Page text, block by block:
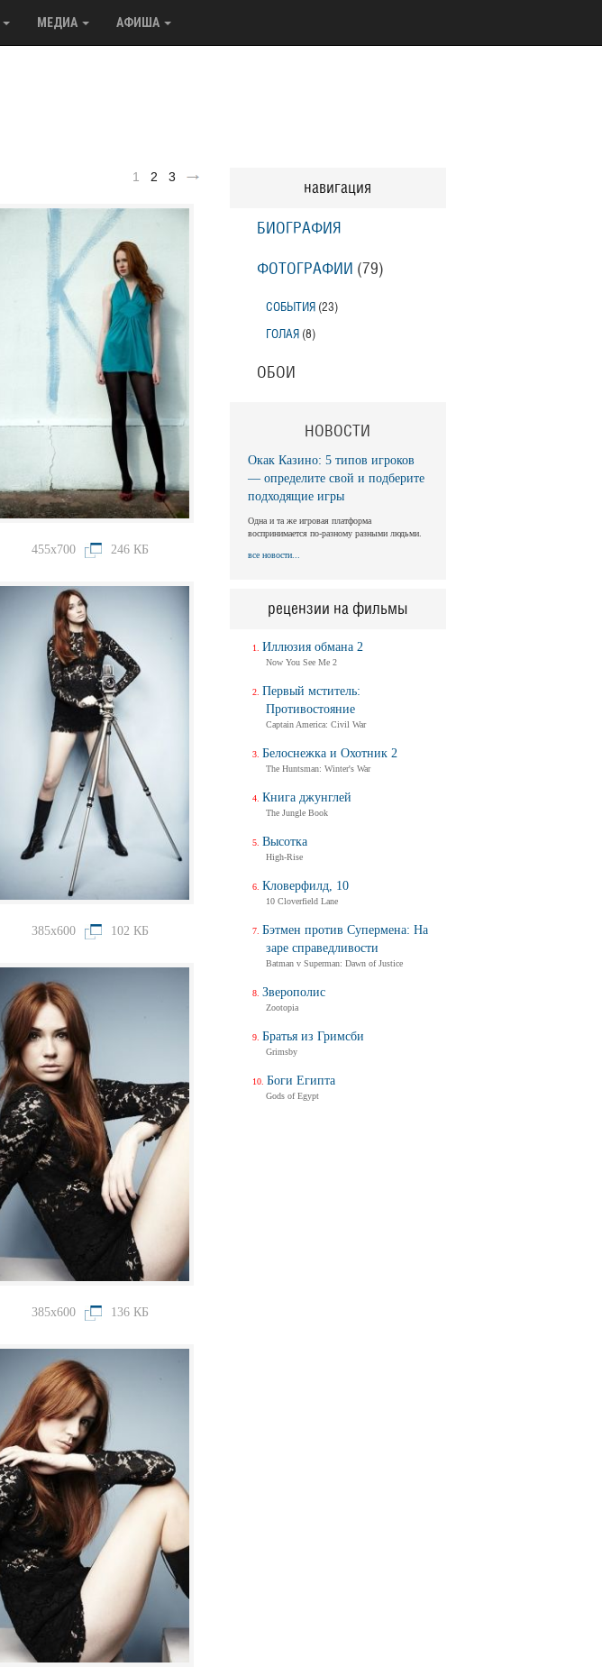
МЕДИА АФИША
1 2 3
455x700 246 КБ
385x600 102 КБ
385x600 136 КБ
навигация
БИОГРАФИЯ
ФОТОГРАФИИ (79)
СОБЫТИЯ (23)
ГОЛАЯ (8)
ОБОИ
НОВОСТИ
Окак Казино: 5 типов игроков
— определите свой и подберите
подходящие игры
Одна и та же игровая платформа
воспринимается по-разному разными людьми.
все новости...
рецензии на фильмы
Иллюзия обмана 2
Now You See Me 2
Первый мститель:
Противостояние
Captain America: Civil War
Белоснежка и Охотник 2
The Huntsman: Winter's War
Книга джунглей
The Jungle Book
Высотка
High-Rise
Кловерфилд, 10
10 Cloverfield Lane
Бэтмен против Супермена: На
заре справедливости
Batman v Superman: Dawn of Justice
Зверополис
Zootopia
Братья из Гримсби
Grimsby
Боги Египта
Gods of Egypt